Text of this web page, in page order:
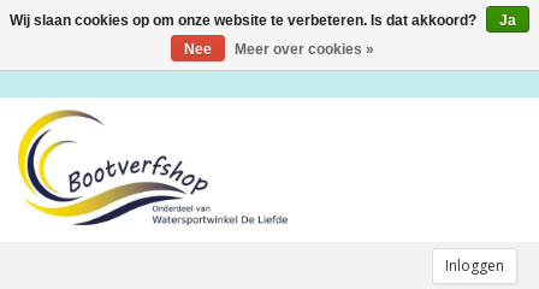
Inloggen
Toggle
Wij slaan cookies op om onze website te verbeteren. Is dat akkoord?
Ja
Nee
Meer over cookies »